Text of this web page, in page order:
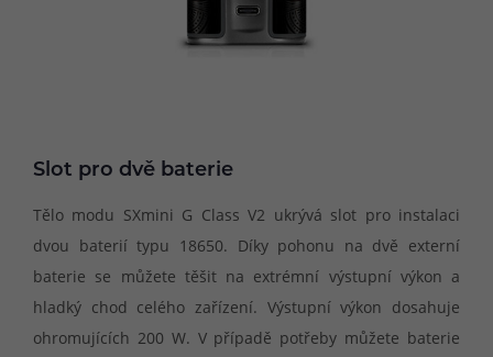
Slot pro dvě baterie
Tělo modu SXmini G Class V2 ukrývá slot pro instalaci
dvou baterií typu 18650. Díky pohonu na dvě externí
baterie se můžete těšit na extrémní výstupní výkon a
hladký chod celého zařízení. Výstupní výkon dosahuje
ohromujících 200 W. V případě potřeby můžete baterie